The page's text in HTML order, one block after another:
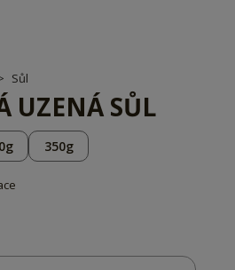
Sůl
UZENÁ SŮL
350g